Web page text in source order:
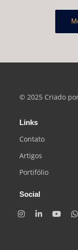
© 2025 Criado
Links
Contato
Artigos
Portifólio
Social